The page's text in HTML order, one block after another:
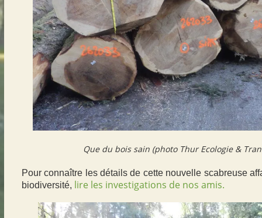
Que du bois sain (photo Thur Ecologie &
Pour connaître les détails de cette nouvelle scabreuse
biodiversité, lire les investigations de nos amis.